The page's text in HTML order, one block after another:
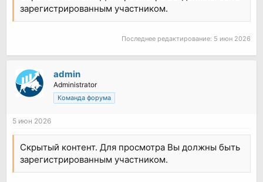
зарегистрированным участником.
Последнее редактирование: 5 июн 2026
admin
Administrator
Команда форума
5 июн 2026
Скрытый контент. Для просмотра Вы должны быть
зарегистрированным участником.